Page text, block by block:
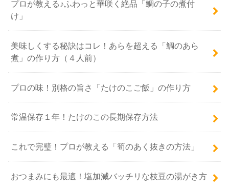
プロが教える♪ふわっと華咲く絶品「鯛の子の煮付
け」
美味しくする秘訣はコレ！あらを超える「鯛のあら
煮」の作り方（４人前）
プロの味！別格の旨さ「たけのこご飯」の作り方
常温保存１年！たけのこの長期保存方法
これで完璧！プロが教える「筍のあく抜きの方法」
おつまみにも最適！塩加減バッチリな枝豆の湯がき方